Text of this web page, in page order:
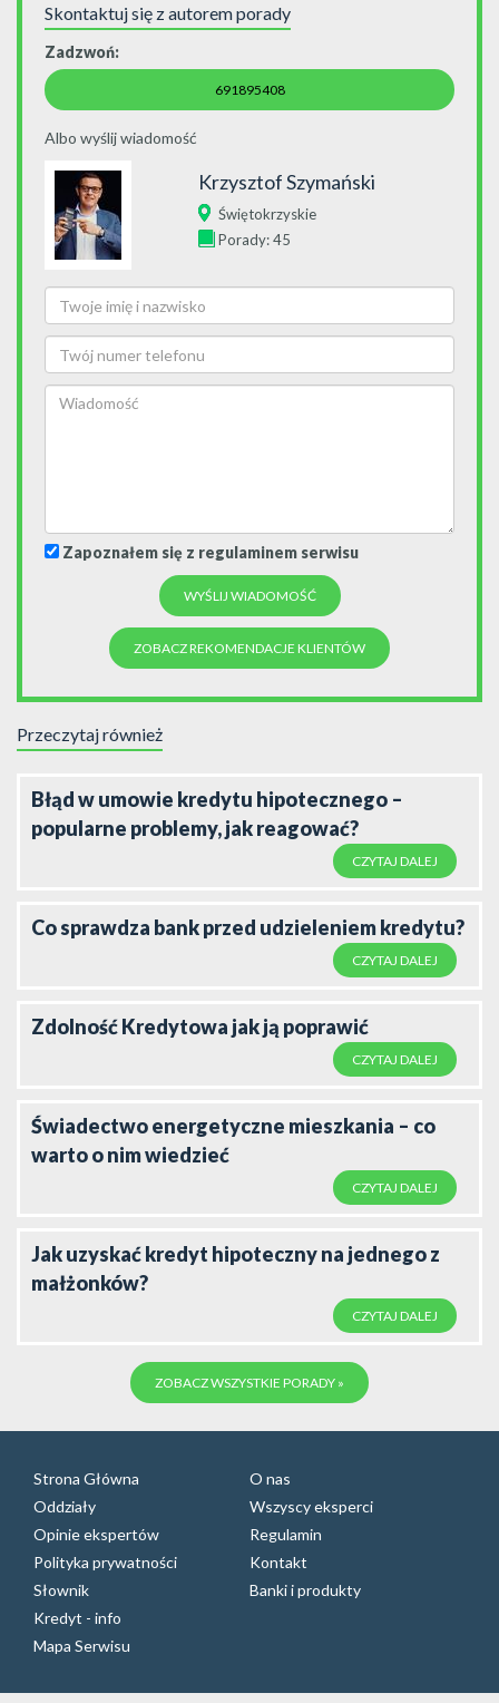
Skontaktuj się z autorem porady
Zadzwoń:
691895408
Albo wyślij wiadomość
Krzysztof Szymański
Świętokrzyskie
Porady: 45
Zapoznałem się z regulaminem serwisu
ZOBACZ REKOMENDACJE KLIENTÓW
Przeczytaj również
Błąd w umowie kredytu hipotecznego –
popularne problemy, jak reagować?
CZYTAJ DALEJ
Co sprawdza bank przed udzieleniem kredytu?
CZYTAJ DALEJ
Zdolność Kredytowa jak ją poprawić
CZYTAJ DALEJ
Świadectwo energetyczne mieszkania – co
warto o nim wiedzieć
CZYTAJ DALEJ
Jak uzyskać kredyt hipoteczny na jednego z
małżonków?
CZYTAJ DALEJ
ZOBACZ WSZYSTKIE PORADY »
Strona Główna
O nas
Oddziały
Wszyscy eksperci
Opinie ekspertów
Regulamin
Polityka prywatności
Kontakt
Słownik
Banki i produkty
Kredyt - info
Mapa Serwisu